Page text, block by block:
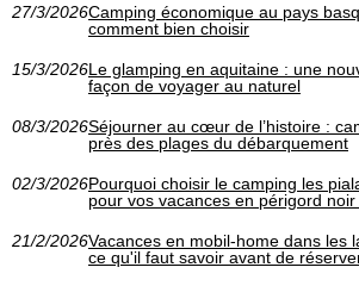
27/3/2026Camping économique au pays
comment bien choisir
15/3/2026Le glamping en aquitaine : une
façon de voyager au naturel
08/3/2026Séjourner au cœur de l’histoire :
près des plages du débarquement
02/3/2026Pourquoi choisir le camping les
pour vos vacances en périgord noir
21/2/2026Vacances en mobil-home dans les
ce qu'il faut savoir avant de